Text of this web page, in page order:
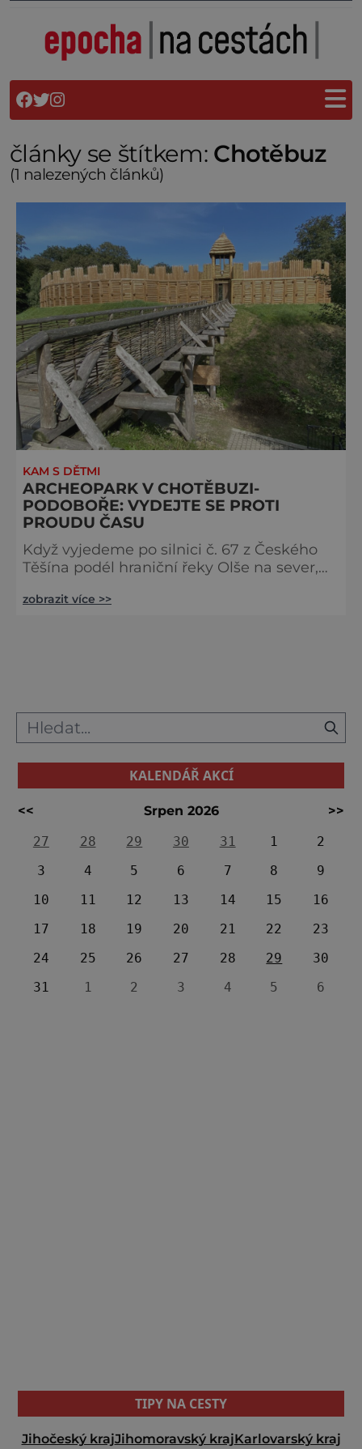
články se štítkem: Chotěbuz
(1 nalezených článků)
KAM S DĚTMI
ARCHEOPARK V CHOTĚBUZI-
PODOBOŘE: VYDEJTE SE PROTI
PROUDU ČASU
Když vyjedeme po silnici č. 67 z Českého
Těšína podél hraniční řeky Olše na sever,
odbočíme doleva, ocitneme se na místě,
Místo si vybrali prozíravě. N
zobrazit více >>
KALENDÁŘ AKCÍ
<< Srpen 2026
>>
27
28 29 30 31 1
2
3
4 5 6 7 8
9
10
11 12 13 14 15
16
17
18 19 20 21 22
23
24
25 26 27 28 29
30
31
1 2 3 4 5 6
TIPY NA CESTY
Jihočeský krajJihomoravský krajKarlovarský kraj